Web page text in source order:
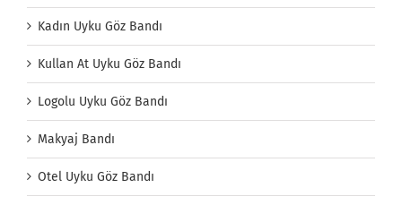
Kadın Uyku Göz Bandı
Kullan At Uyku Göz Bandı
Logolu Uyku Göz Bandı
Makyaj Bandı
Otel Uyku Göz Bandı